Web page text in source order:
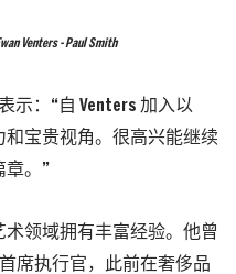
Venters - Paul Smith
示：“自 Venters 加入以
宝贵视角。很高兴能继续
章。”
术领域拥有丰富经验。他曾
席执行官，此前在奢侈品